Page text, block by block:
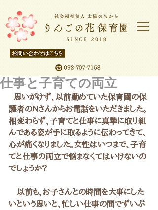
仕事と子育ての両立
護者のＮさんからお電話をいただきました。
相変わらず、子育てと仕事に真摯に取り組
んである姿が手に取るように伝わってきて、
心が痛くなりました。女性はいつまで、子育
てと仕事の両立で悩まなくてはいけないの
でしょうか？
以前も、お子さんとの時間を大事にした
いという思いと、忙しい仕事の間でずいぶ